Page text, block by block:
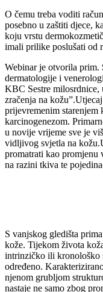
O čemu treba voditi
posebno u zaštiti djece,
koju vrstu
imali prilike poslušati od
Webinar je otvorila prim.
dermatologije i
KBC Sestre milosrdnice,
zračenja na
prijevremenim
karcinogenezom.
u novije vrijeme sve je
vidljivog svjetla na
promatrati kao promjenu
na razini tkiva te
S vanjskog gledišta
kože. Tijekom života
intrinzičko ili kronološko
određeno.
njenom grubljom
nastaje ne samo zbog